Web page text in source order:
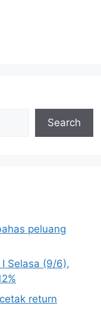
Search
peluang
Selasa (9/6),
return